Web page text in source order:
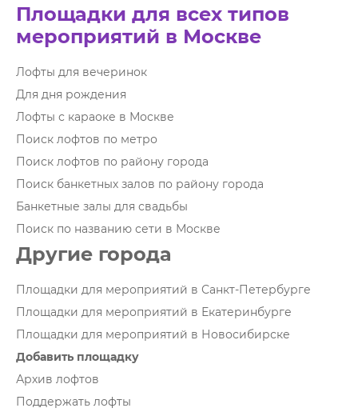
Площадки для всех типов
мероприятий в Москве
Лофты для вечеринок
Для дня рождения
Лофты с караоке в Москве
Поиск лофтов по метро
Поиск лофтов по району города
Поиск банкетных залов по району города
Банкетные залы для свадьбы
Поиск по названию сети в Москве
Другие города
Площадки для мероприятий в Санкт-Петербурге
Площадки для мероприятий в Екатеринбурге
Площадки для мероприятий в Новосибирске
Добавить площадку
Архив лофтов
Поддержать лофты